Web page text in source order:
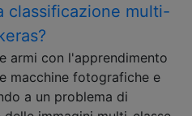
classificazione multi-
armi con l'apprendimento
macchine fotografiche e
a un problema di